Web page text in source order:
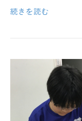
続きを読む